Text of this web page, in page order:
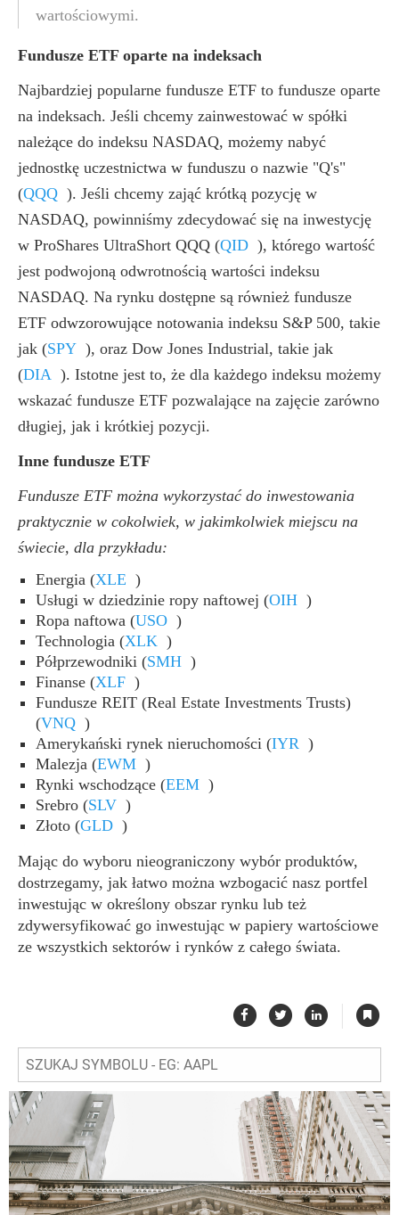
wartościowymi.
Fundusze ETF oparte na indeksach
Najbardziej popularne fundusze ETF to fundusze oparte
na indeksach. Jeśli chcemy zainwestować w spółki
należące do indeksu NASDAQ, możemy nabyć
jednostkę uczestnictwa w funduszu o nazwie "Q's"
(QQQ ). Jeśli chcemy zająć krótką pozycję w
NASDAQ, powinniśmy zdecydować się na inwestycję
w ProShares UltraShort QQQ (QID ), którego wartość
jest podwojoną odwrotnością wartości indeksu
NASDAQ. Na rynku dostępne są również fundusze
ETF odwzorowujące notowania indeksu S&P 500, takie
jak (SPY ), oraz Dow Jones Industrial, takie jak
(DIA ). Istotne jest to, że dla każdego indeksu możemy
wskazać fundusze ETF pozwalające na zajęcie zarówno
długiej, jak i krótkiej pozycji.
Inne fundusze ETF
Fundusze ETF można wykorzystać do inwestowania
praktycznie w cokolwiek, w jakimkolwiek miejscu na
świecie, dla przykładu:
Energia (XLE )
Usługi w dziedzinie ropy naftowej (OIH )
Ropa naftowa (USO )
Technologia (XLK )
Półprzewodniki (SMH )
Finanse (XLF )
Fundusze REIT (Real Estate Investments Trusts)
(VNQ )
Amerykański rynek nieruchomości (IYR )
Malezja (EWM )
Rynki wschodzące (EEM )
Srebro (SLV )
Złoto (GLD )
Mając do wyboru nieograniczony wybór produktów,
dostrzegamy, jak łatwo można wzbogacić nasz portfel
inwestując w określony obszar rynku lub też
zdywersyfikować go inwestując w papiery wartościowe
ze wszystkich sektorów i rynków z całego świata.
|